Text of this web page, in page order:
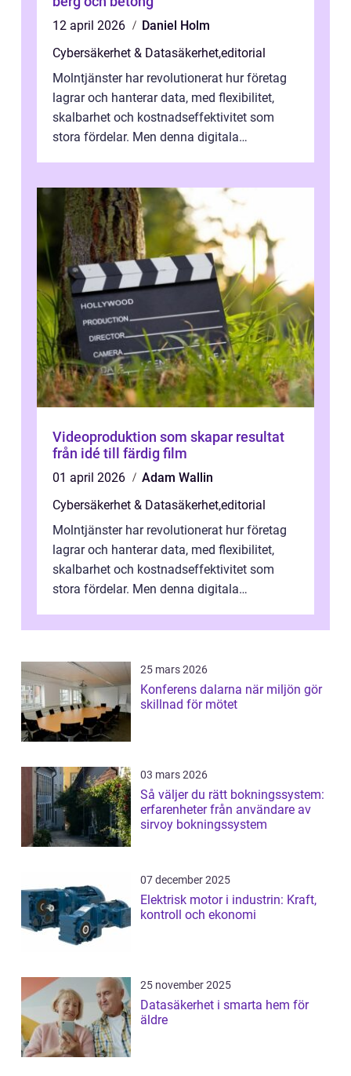
12 april 2026
Daniel Holm
Cybersäkerhet & Datasäkerhet,editorial
Molntjänster har revolutionerat hur företag
lagrar och hanterar data, med flexibilitet,
skalbarhet och kostnadseffektivitet som
stora fördelar. Men denna digitala
Videoproduktion som skapar resultat
från idé till färdig film
01 april 2026
Adam Wallin
Cybersäkerhet & Datasäkerhet,editorial
Molntjänster har revolutionerat hur företag
lagrar och hanterar data, med flexibilitet,
skalbarhet och kostnadseffektivitet som
stora fördelar. Men denna digitala
25 mars 2026
Konferens dalarna när miljön gör
skillnad för mötet
03 mars 2026
Så väljer du rätt bokningssystem:
erfarenheter från användare av
sirvoy bokningssystem
07 december 2025
Elektrisk motor i industrin: Kraft,
kontroll och ekonomi
25 november 2025
Datasäkerhet i smarta hem för
äldre